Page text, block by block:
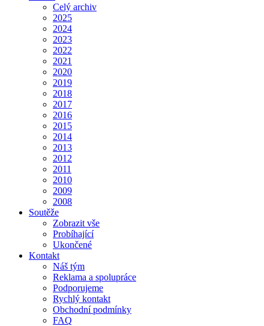
Celý archiv
2025
2024
2023
2022
2021
2020
2019
2018
2017
2016
2015
2014
2013
2012
2011
2010
2009
2008
Soutěže
Zobrazit vše
Probíhající
Ukončené
Kontakt
Náš tým
Reklama a spolupráce
Podporujeme
Rychlý kontakt
Obchodní podmínky
FAQ